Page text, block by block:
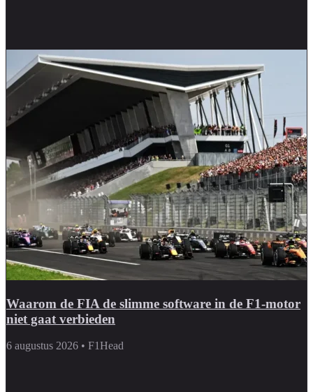
Waarom de FIA de slimme software in de F1-motor
niet gaat verbieden
6 augustus 2026 • F1Head